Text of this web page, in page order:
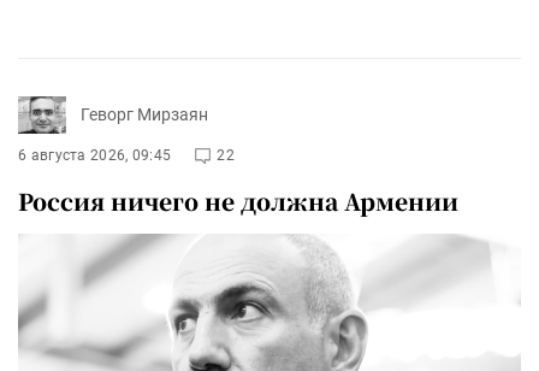
Геворг Мирзаян
6 августа 2026, 09:45 22
Россия ничего не должна Армении